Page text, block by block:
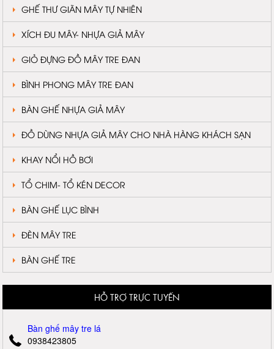
GHẾ THƯ GIÃN MÂY TỰ NHIÊN
XÍCH ĐU MÂY- NHỰA GIẢ MÂY
GIỎ ĐỰNG ĐỒ MÂY TRE ĐAN
BÌNH PHONG MÂY TRE ĐAN
BÀN GHẾ NHỰA GIẢ MÂY
ĐỒ DÙNG NHỰA GIẢ MÂY CHO NHÀ HÀNG KHÁCH SẠN
KHAY NỔI HỒ BƠI
TỔ CHIM- TỔ KÉN DECOR
BÀN GHẾ LỤC BÌNH
ĐÈN MÂY TRE
BÀN GHẾ TRE
HỖ TRỢ TRỰC TUYẾN
Bàn ghế mây tre lá
0938423805